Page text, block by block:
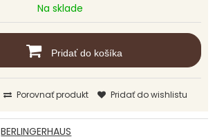
Na sklade
Pridať do košíka
Porovnať produkt Pridať do wishlistu
BERLINGERHAUS